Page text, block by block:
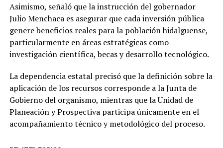
Asimismo, señaló que la instrucción del gobernador
Julio Menchaca es asegurar que cada inversión pública
genere beneficios reales para la población hidalguense,
particularmente en áreas estratégicas como
investigación científica, becas y desarrollo tecnológico.
La dependencia estatal precisó que la definición sobre la
aplicación de los recursos corresponde a la Junta de
Gobierno del organismo, mientras que la Unidad de
Planeación y Prospectiva participa únicamente en el
acompañamiento técnico y metodológico del proceso.